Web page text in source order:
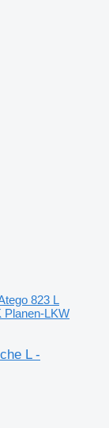
823 L
Planen-LKW
L -